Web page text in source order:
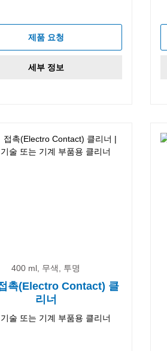
제품 요청
세부 정보
400 ml, 무색, 투명
촉(Electro Contact) 클
리너
술 또는 기계 부품용 클리너